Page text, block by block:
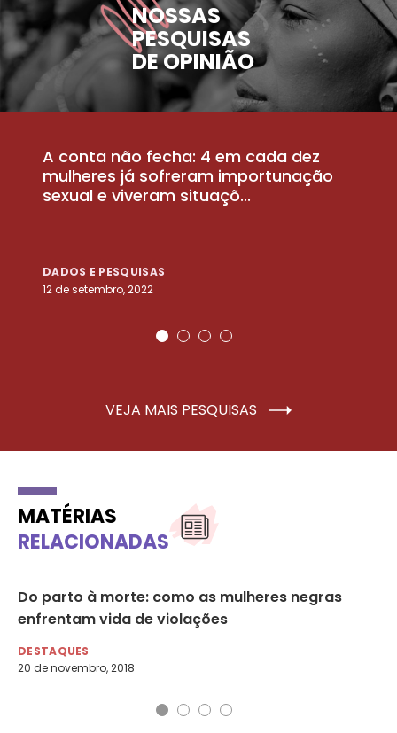
NOSSAS
PESQUISAS
DE OPINIÃO
A conta não fecha: 4 em cada dez
mulheres já sofreram importunação
sexual e viveram situaçõ...
DADOS E PESQUISAS
12 de setembro, 2022
VEJA MAIS PESQUISAS
MATÉRIAS
RELACIONADAS
Do parto à morte: como as mulheres negras
enfrentam vida de violações
DESTAQUES
20 de novembro, 2018